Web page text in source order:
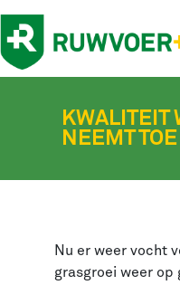
KWALITEIT
NEEMT TOE
Nu er weer vocht
grasgroei weer op